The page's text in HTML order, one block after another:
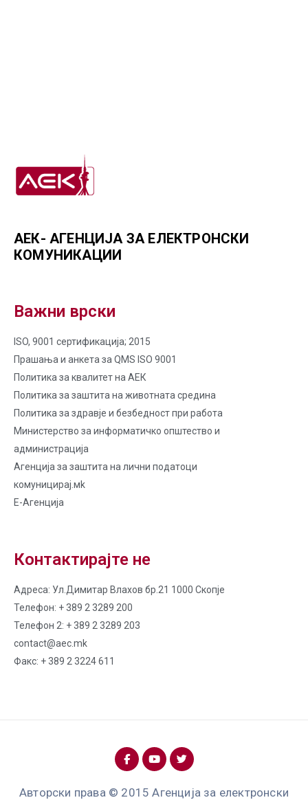
АЕК- АГЕНЦИЈА ЗА ЕЛЕКТРОНСКИ
КОМУНИКАЦИИ
Важни врски
ISO, 9001 сертификација; 2015
Прашања и анкета за QMS ISO 9001
Политика за квалитет на AЕК
Политика за заштита на животната средина
Политика за здравје и безбедност при работа
Министерство за информатичко општество и
администрација
Агенција за заштита на лични податоци
комуницирај.мk
Е-Агенција
Контактирајте не
Адреса: Ул.Димитар Влахов бр.21 1000 Скопје
Телефон: + 389 2 3289 200
Телефон 2: + 389 2 3289 203
contact@aec.mk
Факс: + 389 2 3224 611
Авторски права © 2015 Агенција за електронски